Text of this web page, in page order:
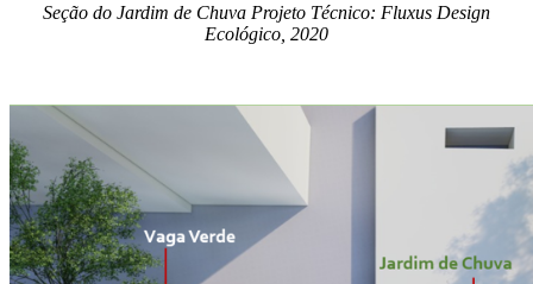
Seção do Jardim de Chuva Projeto Técnico: Fluxus Design
Ecológico, 2020